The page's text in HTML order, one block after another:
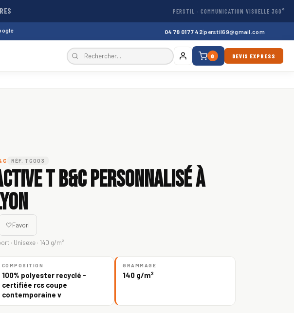
PERSTIL · COMMUNICATION VISUELLE 360°
04 78 01 77 42|perstil69@gmail.com
0 DEVIS EXPRESS
RÉF. TG003
T B&C personnalisé à
🤍Favori
· Unisexe · 140 g/m²
COMPOSITION
100% polyester recyclé -
certifiée rcs coupe
contemporaine v
GRAMMAGE
140 g/m²